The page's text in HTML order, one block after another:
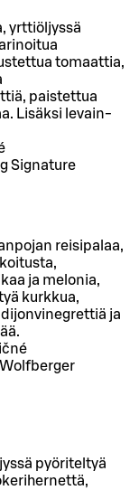
yrttiöljyssä
tomaattia,
paistettua
Lisäksi levain-
Signature
reisipalaa,
ja melonia,
kurkkua,
ja
pyöriteltyä